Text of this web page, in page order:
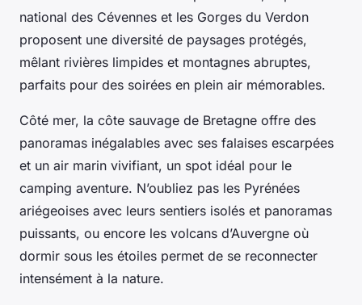
national des Cévennes et les Gorges du Verdon
proposent une diversité de paysages protégés,
mêlant rivières limpides et montagnes abruptes,
parfaits pour des soirées en plein air mémorables.
Côté mer, la côte sauvage de Bretagne offre des
panoramas inégalables avec ses falaises escarpées
et un air marin vivifiant, un spot idéal pour le
camping aventure. N’oubliez pas les Pyrénées
ariégeoises avec leurs sentiers isolés et panoramas
puissants, ou encore les volcans d’Auvergne où
dormir sous les étoiles permet de se reconnecter
intensément à la nature.